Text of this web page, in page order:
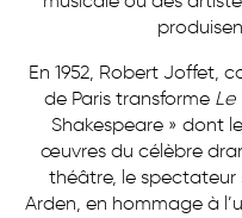
En 1952, Robert Joffet,
de Paris transforme Le
Shakespeare » dont
œuvres du célèbre
théâtre, le spectateur
Arden, en hommage à